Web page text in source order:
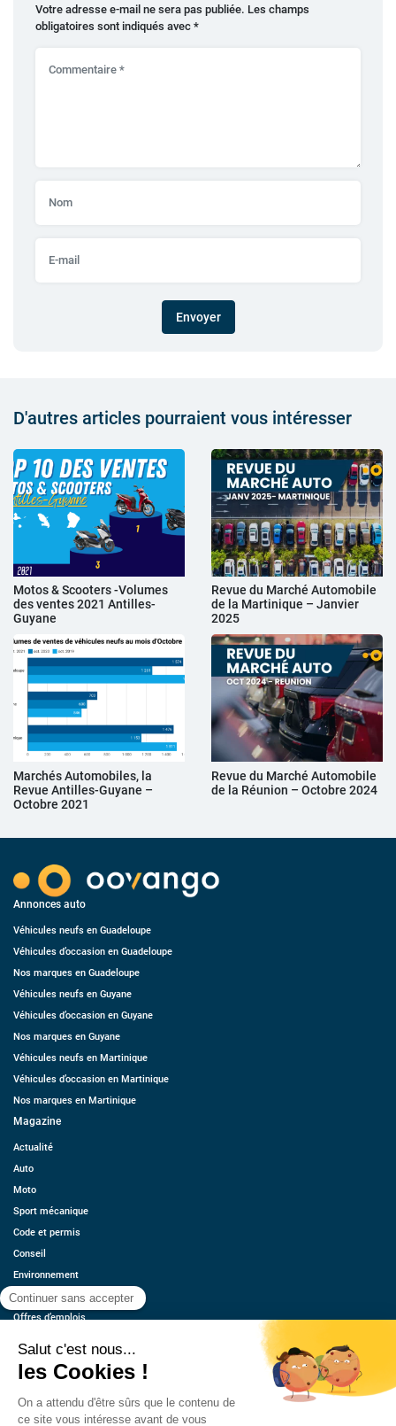
Votre adresse e-mail ne sera pas publiée. Les champs
obligatoires sont indiqués avec *
Envoyer
D'autres articles pourraient vous intéresser
Motos & Scooters -Volumes
des ventes 2021 Antilles-
Guyane
Revue du Marché Automobile
de la Martinique – Janvier
2025
Marchés Automobiles, la
Revue Antilles-Guyane –
Octobre 2021
Revue du Marché Automobile
de la Réunion – Octobre 2024
Annonces auto
Véhicules neufs en Guadeloupe
Véhicules d’occasion en Guadeloupe
Nos marques en Guadeloupe
Véhicules neufs en Guyane
Véhicules d’occasion en Guyane
Nos marques en Guyane
Véhicules neufs en Martinique
Véhicules d’occasion en Martinique
Nos marques en Martinique
Magazine
Actualité
Auto
Moto
Sport mécanique
Code et permis
Conseil
Environnement
Économie
Offres d’emplois
Contact
Estimez votre voiture